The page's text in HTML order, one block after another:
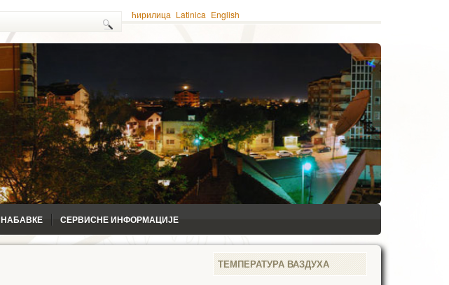
ћирилица Latinica English
СЕРВИСНЕ ИНФОРМАЦИЈЕ
ТЕМПЕРАТУРА ВАЗДУХА